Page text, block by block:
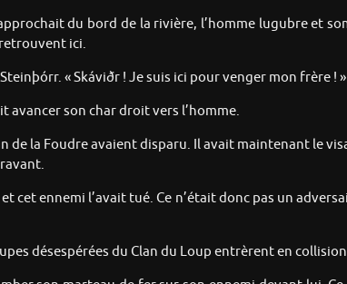
du bord de la rivière, l’homme lugubre et
ici.
« Skáviðr ! Je suis ici pour venger mon frère ! »
son char droit vers l’homme.
de la Foudre avaient disparu. Il avait maintenant le
cet ennemi l’avait tué. Ce n’était donc pas un
désespérées du Clan du Loup entrèrent en